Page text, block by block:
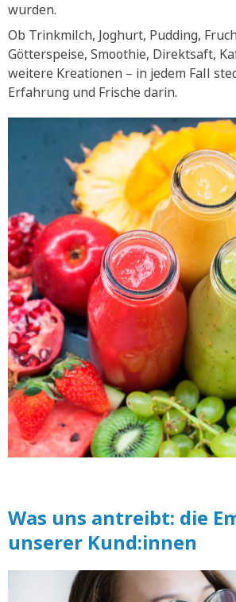
wurden.
Ob Trinkmilch, Joghurt, Pudding,
Götterspeise, Smoothie, Direktsaft,
weitere Kreationen – in jedem Fall
Erfahrung und Frische darin.
Was uns antreibt: die
unserer Kund:innen